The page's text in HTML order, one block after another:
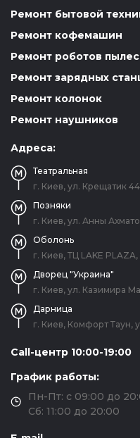
Ремонт бытовой
Ремонт кофемашин
Ремонт роботов
Ремонт зарядных
Ремонт колонок
Ремонт наушников
Адреса:
Театральная
г. Киев, ул. Крещатик
Позняки
г. Киев, ул. Анны
Оболонь
г. Киев, ТЦ LAKE
Дворец "Украина"
г. Киев, ул. Казимира
Дарница
г. Киев, Комфорт Таун,
Call-центр 10:00-19:00
График работы:
Пн-Пт: с 09:00 до
Сб: 11:00 до 20:00